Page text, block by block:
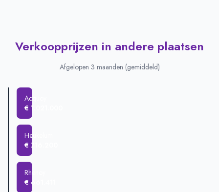
Verkoopprijzen in andere plaatsen
Afgelopen 3 maanden (gemiddeld)
Acquoy
€ 1.021.000
Heukelum
€ 716.200
Rhenoy
€ 661.411